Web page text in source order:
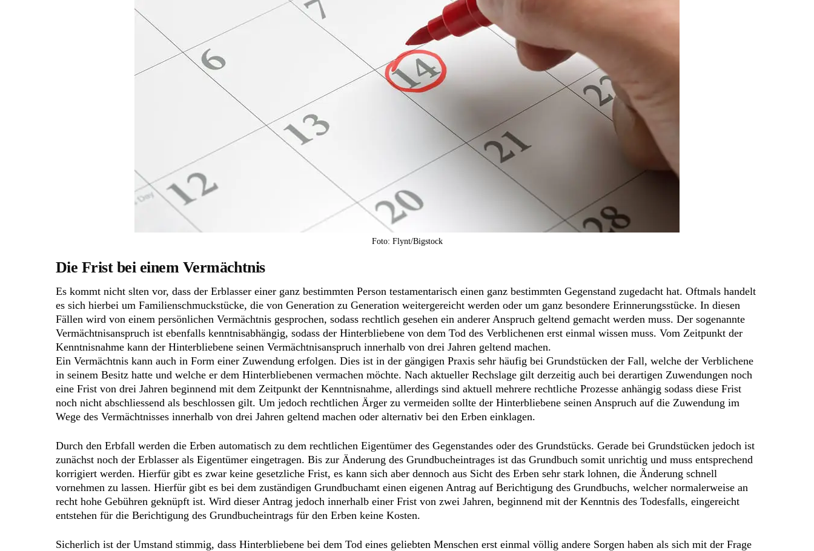
Foto: Flynt/Bigstock
Die Frist bei einem Vermächtnis
Es kommt nicht slten vor, dass der Erblasser einer ganz bestimmten Person testamentarisch einen ganz bestimmten Gegenstand zugedacht hat. Oftmals handelt
es sich hierbei um Familienschmuckstücke, die von Generation zu Generation weitergereicht werden oder um ganz besondere Erinnerungsstücke. In diesen
Fällen wird von einem persönlichen Vermächtnis gesprochen, sodass rechtlich gesehen ein anderer Anspruch geltend gemacht werden muss. Der sogenannte
Vermächtnisanspruch ist ebenfalls kenntnisabhängig, sodass der Hinterbliebene von dem Tod des Verblichenen erst einmal wissen muss. Vom Zeitpunkt der
Kenntnisnahme kann der Hinterbliebene seinen Vermächtnisanspruch innerhalb von drei Jahren geltend machen.
Ein Vermächtnis kann auch in Form einer Zuwendung erfolgen. Dies ist in der gängigen Praxis sehr häufig bei Grundstücken der Fall, welche der Verblichene
in seinem Besitz hatte und welche er dem Hinterbliebenen vermachen möchte. Nach aktueller Rechslage gilt derzeitig auch bei derartigen Zuwendungen noch
eine Frist von drei Jahren beginnend mit dem Zeitpunkt der Kenntnisnahme, allerdings sind aktuell mehrere rechtliche Prozesse anhängig sodass diese Frist
noch nicht abschliessend als beschlossen gilt. Um jedoch rechtlichen Ärger zu vermeiden sollte der Hinterbliebene seinen Anspruch auf die Zuwendung im
Wege des Vermächtnisses innerhalb von drei Jahren geltend machen oder alternativ bei den Erben einklagen.
Durch den Erbfall werden die Erben automatisch zu dem rechtlichen Eigentümer des Gegenstandes oder des Grundstücks. Gerade bei Grundstücken jedoch ist
zunächst noch der Erblasser als Eigentümer eingetragen. Bis zur Änderung des Grundbucheintrages ist das Grundbuch somit unrichtig und muss entsprechend
korrigiert werden. Hierfür gibt es zwar keine gesetzliche Frist, es kann sich aber dennoch aus Sicht des Erben sehr stark lohnen, die Änderung schnell
vornehmen zu lassen. Hierfür gibt es bei dem zuständigen Grundbuchamt einen eigenen Antrag auf Berichtigung des Grundbuchs, welcher normalerweise an
recht hohe Gebühren geknüpft ist. Wird dieser Antrag jedoch innerhalb einer Frist von zwei Jahren, beginnend mit der Kenntnis des Todesfalls, eingereicht
entstehen für die Berichtigung des Grundbucheintrags für den Erben keine Kosten.
Sicherlich ist der Umstand stimmig, dass Hinterbliebene bei dem Tod eines geliebten Menschen erst einmal völlig andere Sorgen haben als sich mit der Frage